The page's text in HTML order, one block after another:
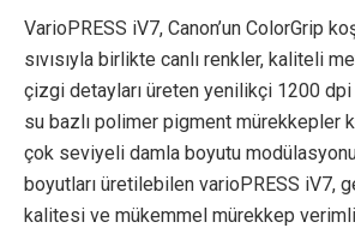
VarioPRESS iV7, Canon’un ColorGrip
sıvısıyla birlikte canlı renkler, kaliteli
çizgi detayları üreten yenilikçi 1200 dpi
su bazlı polimer pigment mürekkepler
çok seviyeli damla boyutu
boyutları üretilebilen varioPRESS iV7,
kalitesi ve mükemmel mürekkep